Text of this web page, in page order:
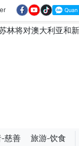
新西兰进行国事访问
慈善 旅游-饮食